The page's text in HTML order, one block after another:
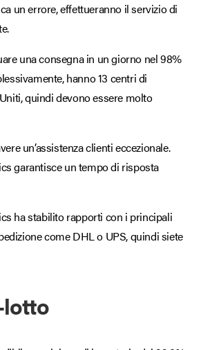
un errore, effettueranno il servizio di
una consegna in un giorno nel 98%
hanno 13 centri di
quindi devono essere molto
un’assistenza clienti eccezionale.
garantisce un tempo di risposta
ha stabilito rapporti con i principali
come DHL o UPS, quindi siete
lotto